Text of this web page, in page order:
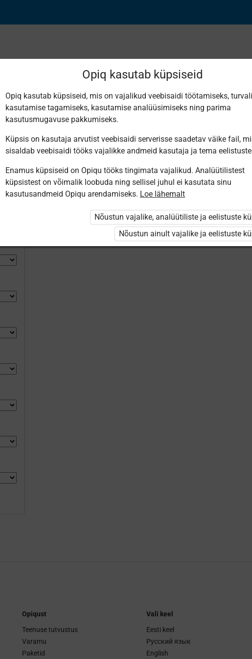
Leiti 3 vastet
Pärimusmuusika
Keskus MTÜ
Avita
Inimese- ja
ühiskonnaõpetus
Avita
Человек и
общество
класса
Opiqust
Teenuse tutvustus
Varamu
Paketid
Vali keel
Eesti keel
Русский язык
English
Opiq kasutab küpsiseid
Opiq kasutab küpsiseid, mis on vajalikud veebisaidi töötamiseks,
kasutamise tagamiseks, kasutamise analüüsimiseks ning parima
kasutusmugavuse pakkumiseks.
Küpsis on kasutaja arvutist veebisaidi serverisse saadetav väike fail,
sisaldab veebisaidi tööks vajalikke andmeid kasutaja ja tema
Enamus küpsiseid on Opiqu tööks tingimata vajalikud. Analüütilistest
küpsistest on võimalik loobuda ning sellisel juhul ei kasutata sinu
kasutusandmeid Opiqu arendamiseks. Loe lähemalt
Nõustun vajalike, analüütiliste ja eelistuste
Nõustun ainult vajalike ja eelistuste